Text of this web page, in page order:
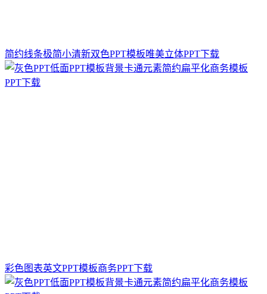
简约线条极简小清新双色PPT模板唯美立体PPT下载
彩色图表英文PPT模板商务PPT下载